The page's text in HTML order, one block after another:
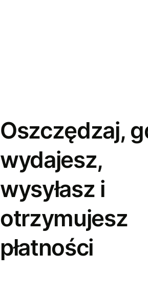
Oszczędzaj,
wydajesz,
wysyłasz i
otrzymujesz
płatności